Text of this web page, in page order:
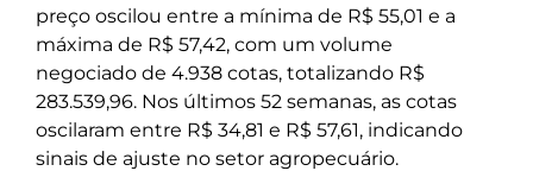
preço oscilou entre a mínima de R$ 55,01 e a
máxima de R$ 57,42, com um volume
negociado de 4.938 cotas, totalizando R$
283.539,96. Nos últimos 52 semanas, as cotas
oscilaram entre R$ 34,81 e R$ 57,61, indicando
sinais de ajuste no setor agropecuário.